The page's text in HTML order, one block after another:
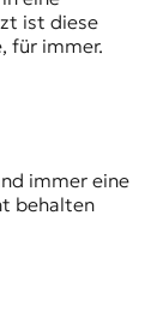
ist diese
für immer.
immer eine
behalten